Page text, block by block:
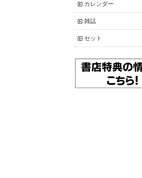
カレンダー
雑誌
セット